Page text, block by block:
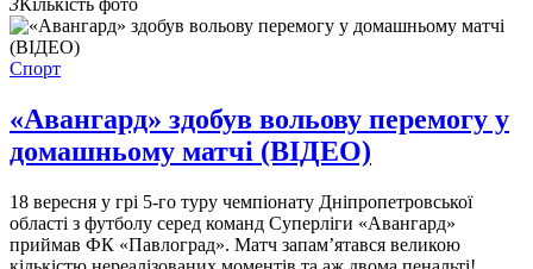
Спорт
«Авангард» здобув вольову перемогу у
домашньому матчі (ВІДЕО)
18 вересня у грі 5-го туру чемпіонату Дніпропетровської
області з футболу серед команд Суперліги «Авангард»
приймав ФК «Павлоград». Матч запам’ятався великою